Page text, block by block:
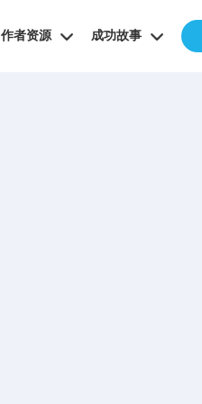
作者资源 成功故事